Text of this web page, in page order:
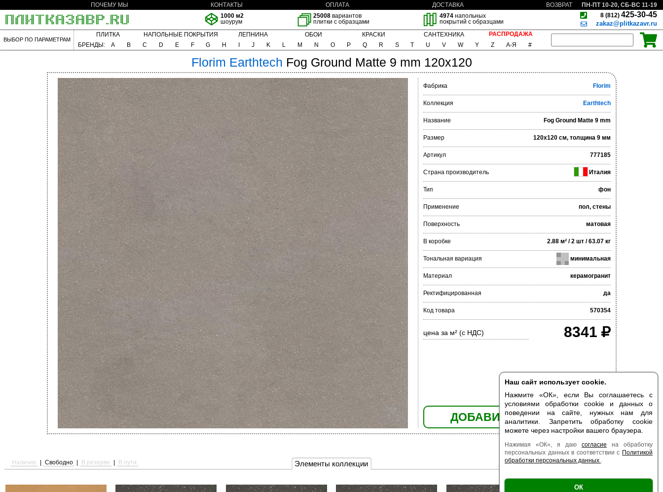
Наш сайт использует cookie.
Нажмите «ОК», если Вы соглашаетесь с
условиями обработки cookie и данных о
поведении на сайте, нужных нам для
аналитики. Запретить обработку cookie
можете через настройки вашего браузера.
Нажимая «ОК», я даю согласие на обработку
персональных данных в соответствии с Политикой
обработки персональных данных .
ОК
ПОЧЕМУ МЫ КОНТАКТЫ ОПЛАТА ДОСТАВКА ВОЗВРАТ
ПН-ПТ 10-20, СБ-ВС 11-19
1000 м2
шоурум
25008 вариантов
плитки с образцами
4974напольных
покрытий с образцами
8 (812) 425-30-45
zakaz@plitkazavr.ru
ВЫБОР ПО ПАРАМЕТРАМ
ПЛИТКА НАПОЛЬНЫЕ ПОКРЫТИЯ ЛЕПНИНА ОБОИ КРАСКИ САНТЕХНИКА
РАСПРОДАЖА
БРЕНДЫ:
A B C D E F G H J K L M N O P Q R S T U V W Y Z А-Я #
Florim Earthtech Fog Ground Matte 9 mm 120x120
Фабрика Florim
Коллекция Earthtech
Название Fog Ground Matte 9 mm
Размер 120x120 см, толщина 9 мм
Артикул 777185
Страна производитель Италия
Тип фон
Применение пол, стены
Поверхность матовая
В коробке 2.88 м² / 2 шт / 63.07 кг
Тональная вариация минимальная
Материал керамогранит
Ректифицированная да
Код товара 570354
цена за м² (с НДС) 8341
ДОБАВИТЬ В КОРЗИНУ
Элементы коллекции
Наличие Свободно В резерве В пути Есть образец | Поверхность |